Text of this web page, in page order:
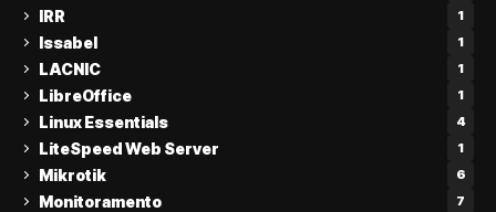
IRR 1
Issabel 1
LACNIC 1
LibreOffice 1
Linux Essentials 4
LiteSpeed Web Server 1
Mikrotik 6
Monitoramento 7